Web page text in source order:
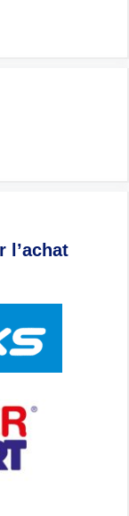
l’achat